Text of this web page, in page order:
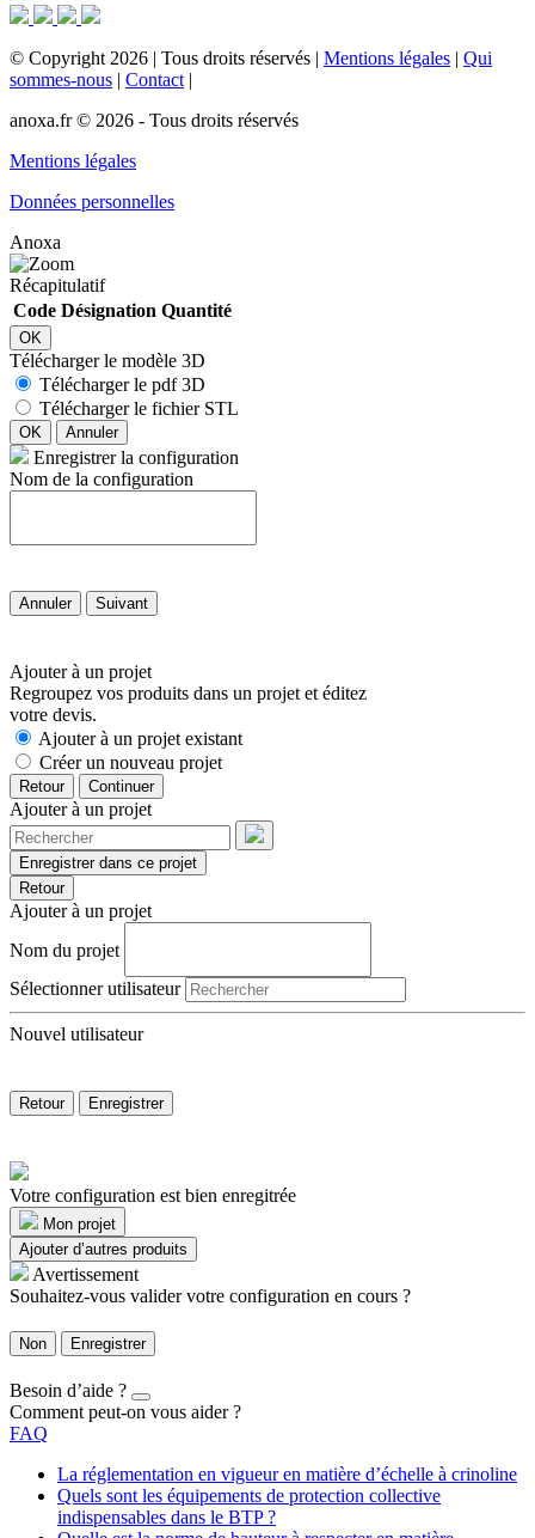
© Copyright 2026 | Tous droits réservés | Mentions légales | Qui
sommes-nous | Contact |
anoxa.fr © 2026 - Tous droits réservés
Mentions légales
Données personnelles
Anoxa
Récapitulatif
Code Désignation Quantité
OK
Télécharger le modèle 3D
Télécharger le pdf 3D
Télécharger le fichier STL
OK Annuler
Enregistrer la configuration
Nom de la configuration
Annuler Suivant
Ajouter à un projet
Regroupez vos produits dans un projet et éditez
votre devis.
Ajouter à un projet existant
Créer un nouveau projet
Retour Continuer
Ajouter à un projet
Enregistrer dans ce projet
Retour
Ajouter à un projet
Nom du projet
Sélectionner utilisateur
Nouvel utilisateur
Retour Enregistrer
Votre configuration est bien enregitrée
Mon projet
Ajouter d’autres produits
Avertissement
Souhaitez-vous valider votre configuration en cours ?
Non Enregistrer
Besoin d’aide ?
Comment peut-on vous aider ?
FAQ
La réglementation en vigueur en matière d’échelle à crinoline
Quels sont les équipements de protection collective
indispensables dans le BTP ?